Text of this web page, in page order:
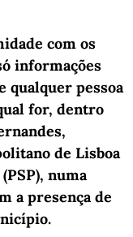
com os
informações
qualquer pessoa
for, dentro
de Lisboa
numa
a presença de